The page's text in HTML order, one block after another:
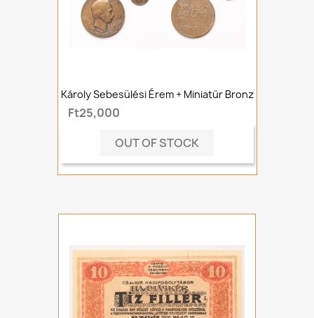
Károly Sebesülési Érem + Miniatűr Bronz
Ft25,000
OUT OF STOCK